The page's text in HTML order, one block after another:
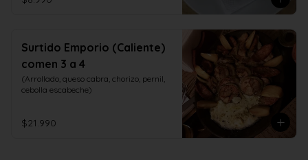
Surtido Emporio (Caliente)
comen 3 a 4
(Arrollado, queso cabra, chorizo, pernil,
cebolla escabeche)
$21.990